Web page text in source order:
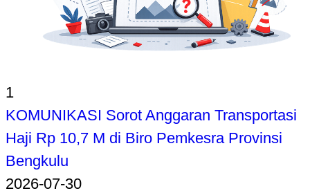
1
KOMUNIKASI Sorot Anggaran Transportasi
Haji Rp 10,7 M di Biro Pemkesra Provinsi
Bengkulu
2026-07-30